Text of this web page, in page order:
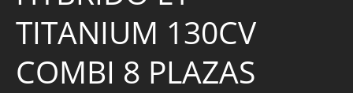
TITANIUM 130CV
COMBI 8 PLAZAS